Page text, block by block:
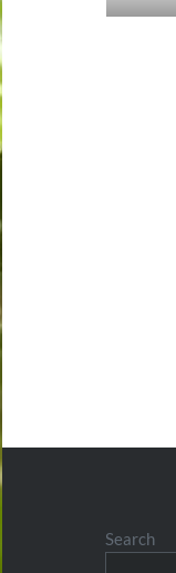
Post
navigation
Search